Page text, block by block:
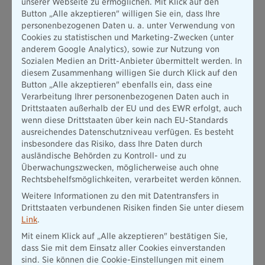
Deutschlandoder der EU. Denn sitzt der Verkäufer
beispielsweise irgendwo inChina, so ist ihm einfach schon
aufgrund der räumlichen Distanz und der unterschiedlichen
Rechtssysteme nur schwer beizukommen .
Außerdem: Der Rechtsweg ist meist langwierig, unsicher im
Ausgang und äußerst kostspielig. Für eine einzige gefälschte
Sonnenbrille, Jeans oder einen falschen Designergürtel lohnt
sich der Aufwand meist nicht. Leider!
Geld zurück dank Käuferschutz:
Haben Sie über PayPal gezahlt, können Sie versuchen
über einen Käuferschutzantrag Ihr Geld
zurückbekommen. Dafür ist allerdings ein kleiner
„Umweg“ nötig. Denn eigentlich kann man Plagiate so
nicht bei PayPal melden. Wo der Bezahldienstanbieter
stattdessen aber gar keinen Spaß versteht: Wenn
gekaufte Artikel von der Originalbeschreibung des
Angebots abweichen. Naja – und das ist bei einen als
Button „Alle akzeptieren" willigen Sie ein, dass Ihre
personenbezogenen Daten u. a. unter Verwendung von
Cookies zu statistischen und Marketing-Zwecken (unter
anderem Google Analytics), sowie zur Nutzung von
Sozialen Medien an Dritt-Anbieter übermittelt werden. In
diesem Zusammenhang willigen Sie durch Klick auf den
Button „Alle akzeptieren" ebenfalls ein, dass eine
Verarbeitung Ihrer personenbezogenen Daten auch in
Drittstaaten außerhalb der EU und des EWR erfolgt, auch
wenn diese Drittstaaten über kein nach EU-Standards
ausreichendes Datenschutzniveau verfügen. Es besteht
insbesondere das Risiko, dass Ihre Daten durch
ausländische Behörden zu Kontroll- und zu
Überwachungszwecken, möglicherweise auch ohne
Rechtsbehelfsmöglichkeiten, verarbeitet werden können.
Weitere Informationen zu den mit Datentransfers in
Drittstaaten verbundenen Risiken finden Sie unter diesem
Link.
Mit einem Klick auf „Alle akzeptieren" bestätigen Sie,
dass Sie mit dem Einsatz aller Cookies einverstanden
sind. Sie können die Cookie-Einstellungen mit einem